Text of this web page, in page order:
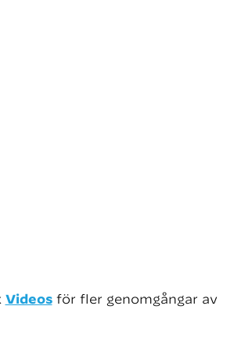
Videosför fler genomgångar av